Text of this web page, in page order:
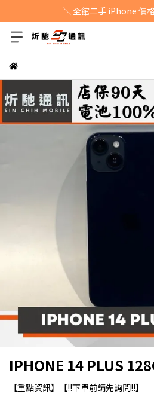
＼ 全館二手 iPhone 價
IPHONE 14 PLUS
【重點資訊】【!!下單前請先詢問!!】